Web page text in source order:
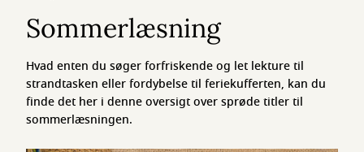
Sommerlæsning
Hvad enten du søger forfriskende og let lekture til
strandtasken eller fordybelse til feriekufferten, kan du
finde det her i denne oversigt over sprøde titler til
sommerlæsningen.